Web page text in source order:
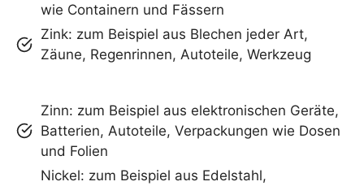
wie Containern und Fässern
Zink: zum Beispiel aus Blechen jeder Art,
Zäune, Regenrinnen, Autoteile, Werkzeug
Zinn: zum Beispiel aus elektronischen Geräte,
Batterien, Autoteile, Verpackungen wie Dosen
und Folien
Nickel: zum Beispiel aus Edelstahl,